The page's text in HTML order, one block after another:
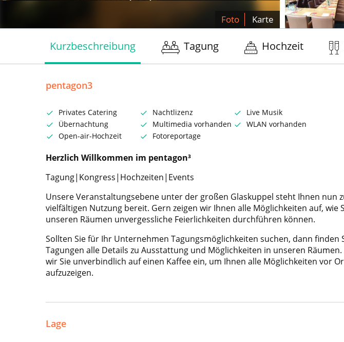
Foto Karte
Kurzbeschreibung Tagung Hochzeit
pentagon3
Privates Catering Nachtlizenz
Live Musik
Übernachtung
Multimedia vorhanden
WLAN vorhanden
Open-air-Hochzeit
Fotoreportage
Herzlich Willkommen im pentagon³
Tagung|Kongress|Hochzeiten|Events
Unsere Veranstaltungsebene unter der großen Glaskuppel steht Ihnen nun
vielfältigen Nutzung bereit. Gern zeigen wir Ihnen alle Möglichkeiten auf, wie
unseren Räumen unvergessliche Feierlichkeiten durchführen können.
Sollten Sie für Ihr Unternehmen Tagungsmöglichkeiten suchen, dann finden
Tagungen alle Details zu Ausstattung und Möglichkeiten in unseren
wir Sie unverbindlich auf einen Kaffee ein, um Ihnen alle Möglichkeiten vor
aufzuzeigen.
Lage